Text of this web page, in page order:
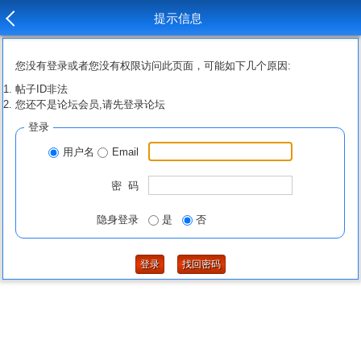
提示信息
您没有登录或者您没有权限访问此页面，可能如下几个原因:
帖子ID非法
您还不是论坛会员,请先登录论坛
登录
用户名 Email
密 码
隐身登录 是 否